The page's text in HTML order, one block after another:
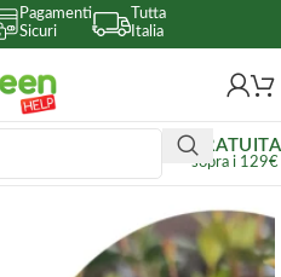
Pagamenti
Sicuri
Tutta
Italia
GRATUITA
sopra i 129€